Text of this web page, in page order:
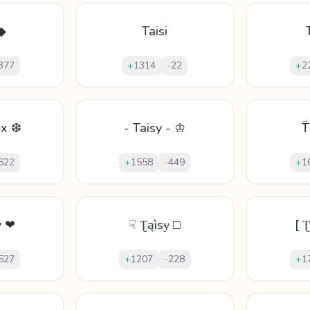
Taisi
+1314 -22 +
❆ - Taisy - ♔
+1558 -449 +
❤ ☟ Ʈąìsɏ □
+1207 -228
[
+